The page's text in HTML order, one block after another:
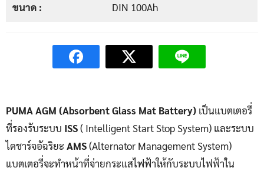
ขนาด : DIN 100Ah
PUMA AGM (Absorbent Glass Mat Battery) เป็นแบตเตอรี่
ที่รองรับระบบ ISS( Intelligent Start Stop System) และระบบ
ไดชาร์จอัฉริยะ AMS(Alternator Management System)
แบตเตอรี่จะทำหน้าที่จ่ายกระแสไฟฟ้าให้กับระบบไฟฟ้าใน